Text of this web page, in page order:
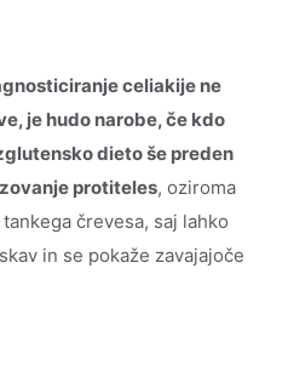
celiakije ne
je hudo narobe, če kdo
dieto še preden
protiteles, oziroma
črevesa, saj lahko
in se pokaže zavajajoče